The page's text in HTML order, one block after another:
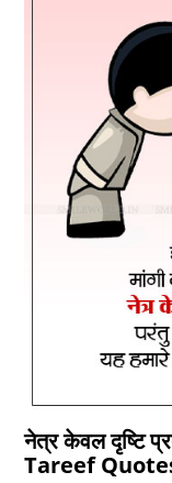
नेत्र केवल दृष्टि
Tareef